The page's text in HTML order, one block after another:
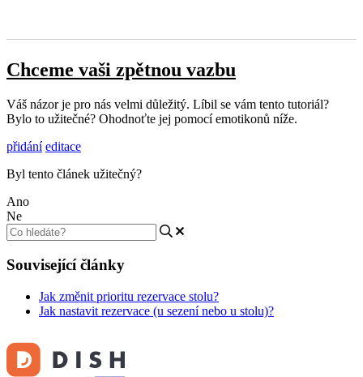
Chceme vaši zpětnou vazbu
Váš názor je pro nás velmi důležitý. Líbil se vám tento tutoriál?
Bylo to užitečné? Ohodnoťte jej pomocí emotikonů níže.
přidání editace
Byl tento článek užitečný?
Ano
Ne
Související články
Jak změnit prioritu rezervace stolu?
Jak nastavit rezervace (u sezení nebo u stolu)?